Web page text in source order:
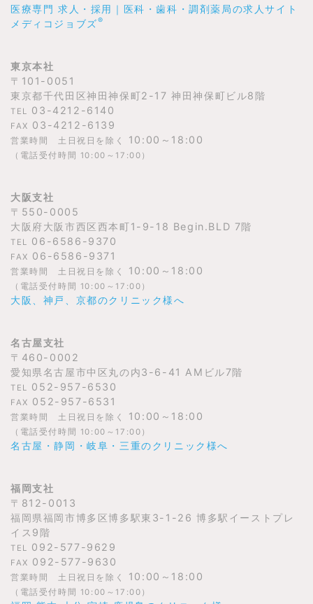
医療専門 求人・採用｜医科・歯科・調剤薬局の求人サイト
メディコジョブズ®
東京本社
〒101-0051
東京都千代田区神田神保町2-17 神田神保町ビル8階
TEL 03-4212-6140
FAX 03-4212-6139
営業時間 土日祝日を除く 10:00～18:00
（電話受付時間 10:00～17:00）
大阪支社
〒550-0005
大阪府大阪市西区西本町1-9-18 Begin.BLD 7階
TEL 06-6586-9370
FAX 06-6586-9371
営業時間 土日祝日を除く 10:00～18:00
（電話受付時間 10:00～17:00）
大阪、神戸、京都のクリニック様へ
名古屋支社
〒460-0002
愛知県名古屋市中区丸の内3-6-41 AMビル7階
TEL 052-957-6530
FAX 052-957-6531
営業時間 土日祝日を除く 10:00～18:00
（電話受付時間 10:00～17:00）
名古屋・静岡・岐阜・三重のクリニック様へ
福岡支社
〒812-0013
福岡県福岡市博多区博多駅東3-1-26 博多駅イーストプレ
イス9階
TEL 092-577-9629
FAX 092-577-9630
営業時間 土日祝日を除く 10:00～18:00
（電話受付時間 10:00～17:00）